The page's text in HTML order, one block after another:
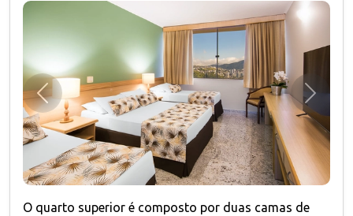
Anterior
O quarto superior é composto por duas camas de